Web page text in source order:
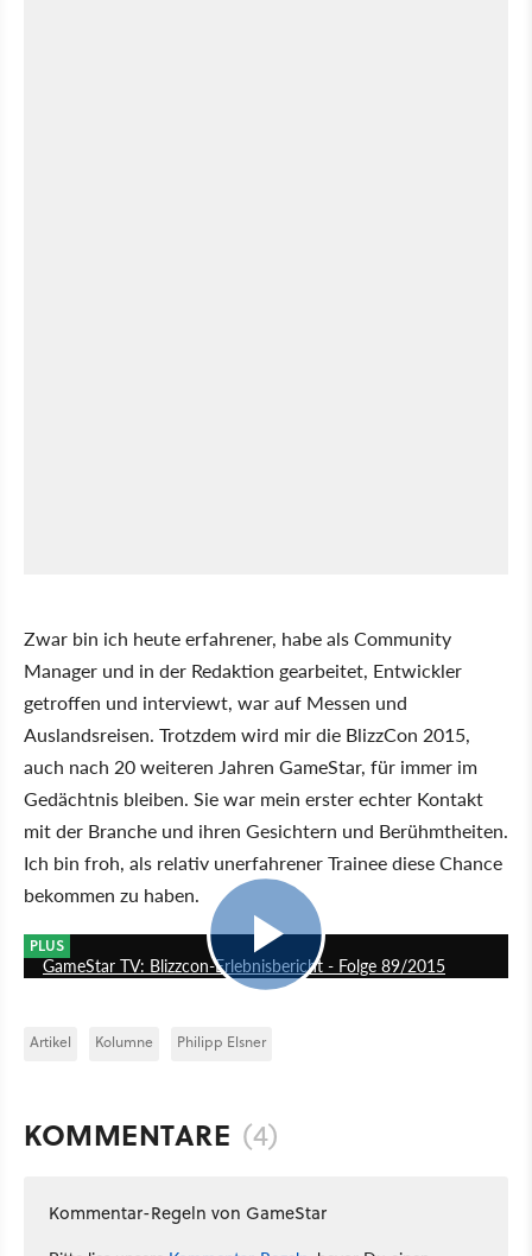
Zwar bin ich heute erfahrener, habe als Community
Manager und in der Redaktion gearbeitet, Entwickler
getroffen und interviewt, war auf Messen und
Auslandsreisen. Trotzdem wird mir die BlizzCon 2015,
auch nach 20 weiteren Jahren GameStar, für immer im
Gedächtnis bleiben. Sie war mein erster echter Kontakt
mit der Branche und ihren Gesichtern und Berühmtheiten.
Ich bin froh, als relativ unerfahrener Trainee diese Chance
bekommen zu haben.
PLUS
GameStar TV: Blizzcon-Erlebnisbericht - Folge 89/2015
Artikel Kolumne Philipp Elsner
KOMMENTARE (4)
Kommentar-Regeln von GameStar